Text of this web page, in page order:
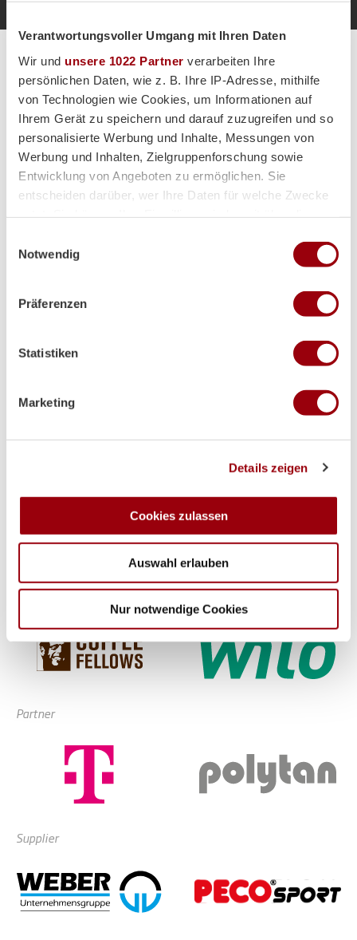
Verantwortungsvoller Umgang mit Ihren Daten
Wir und unsere 1022 Partner verarbeiten Ihre
persönlichen Daten, wie z. B. Ihre IP-Adresse, mithilfe
von Technologien wie Cookies, um Informationen auf
Ihrem Gerät zu speichern und darauf zuzugreifen und so
personalisierte Werbung und Inhalte, Messungen von
Werbung und Inhalten, Zielgruppenforschung sowie
Entwicklung von Angeboten zu ermöglichen. Sie
entscheiden darüber, wer Ihre Daten für welche Zwecke
Trigger Symbol ändern oder widerrufen
Informationen über Ihre geografische Lage erfassen,
Ihr Gerät durch aktives Scannen nach bestimmten
Merkmalen (Fingerprinting) identifizieren
verarbeitet werden, und legen Sie Ihre Präferenzen im
Abschnitt Einzelheiten
personalisieren, Funktionen für soziale Medien anbieten
soziale Medien, Werbung und Analysen weiter. Unsere
Partner führen diese Informationen möglicherweise mit
weiteren Daten zusammen, die Sie ihnen bereitgestellt
haben oder die sie im Rahmen Ihrer Nutzung der Dienste
Notwendig
Präferenzen
Statistiken
Marketing
Details zeigen
Cookies zulassen
Auswahl erlauben
Nur notwendige Cookies
Alle Spiele unserer Danas und Honamas live und kostenfrei
Hauptpartner
Partner
Supplier